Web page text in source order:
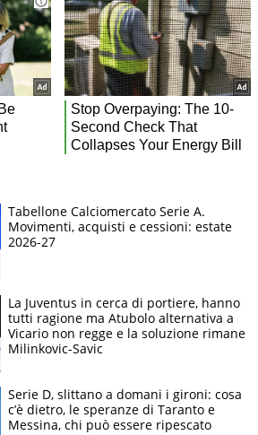
Tabellone Calciomercato Serie A.
Movimenti, acquisti e cessioni: estate
2026-27
La Juventus in cerca di portiere, hanno
tutti ragione ma Atubolo alternativa a
Vicario non regge e la soluzione rimane
Milinkovic-Savic
Serie D, slittano a domani i gironi: cosa
c’è dietro, le speranze di Taranto e
Messina, chi può essere ripescato